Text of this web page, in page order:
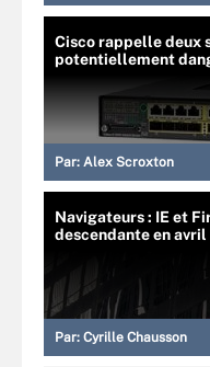
Cisco rappelle deux
potentiellement
Par: Alex Scroxton
Navigateurs : IE et
descendante en avril
Par: Cyrille Chausson